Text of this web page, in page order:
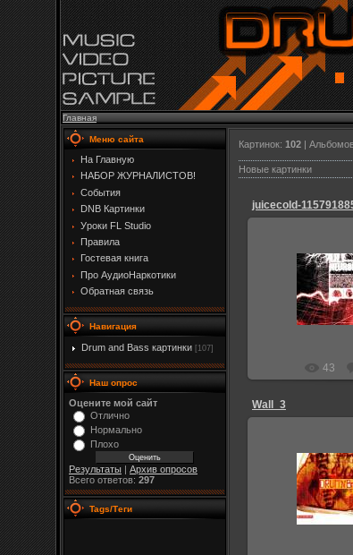
Главная
Меню сайта
На Главную
НАБОР ЖУРНАЛИСТОВ!
События
DNB Картинки
Уроки FL Studio
Правила
Гостевая книга
Про АудиоНаркотики
Обратная связь
Навигация
Drum and Bass картинки [107]
Наш опрос
Оцените мой сайт
Отлично
Нормально
Плохо
Результаты | Архив опросов
Всего ответов: 297
Tags/Теги
Картинок: 102 |
Новые картинки
juicecold-
43
Wall_3